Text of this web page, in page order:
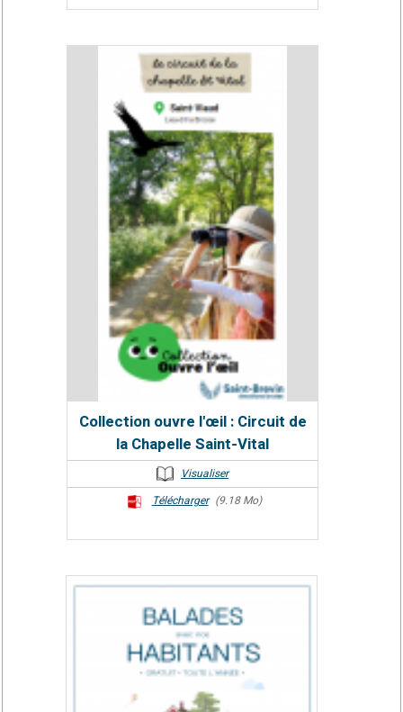
Collection ouvre l'œil : Circuit de
la Chapelle Saint-Vital
Visualiser
Télécharger (9.18 Mo)